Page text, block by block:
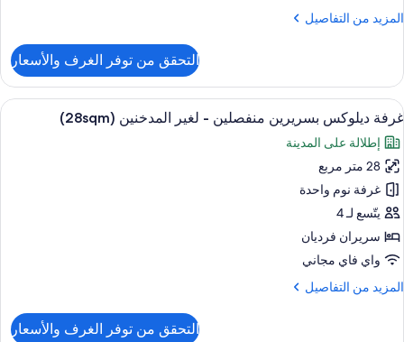
المزيد من التفاصيل
المزيد
غرفة
عادية
-
لغير
المدخنين
التحقق من توفر الغرف والأسعار
استعراض
جميع
صور
غرفة
ديلوكس
بسريرين
منفصلين
-
لغير
المدخنين
أغطية فراش متميزة وخزنة داخل الغرفة
5
غرفة ديلوكس بسريرين منفصلين - لغير المدخنين (28sqm)
إطلالة على المدينة
28 متر مربع
غرفة نوم واحدة
يتّسع لـ 4
سريران فرديان
واي فاي مجاني
المزيد من التفاصيل
المزيد
التحقق من توفر الغرف والأسعار